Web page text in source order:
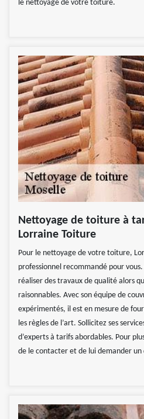
le nettoyage de votre toiture.
Nettoyage de toiture à
Lorraine Toiture
Pour le nettoyage de votre toiture,
professionnel recommandé pour
réaliser des travaux de qualité alors
raisonnables. Avec son équipe de
expérimentés, il est en mesure de
les règles de l’art. Sollicitez ses
d’experts à tarifs abordables. Pour
de le contacter et de lui demander